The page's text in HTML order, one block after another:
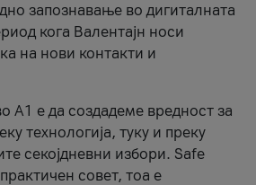
запознавање во дигиталната
кога Валентајн носи
на нови контакти и
А1 е да создадеме вредност за
технологија, туку и преку
секојдневни избори. Safe
совет, тоа е